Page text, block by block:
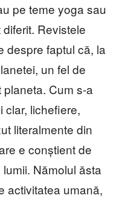
pe teme yoga sau
Revistele
despre faptul că, la
un fel de
planeta. Cum s-a
clar, lichefiere,
literalmente din
e conștient de
Nămolul ăsta
activitatea umană,